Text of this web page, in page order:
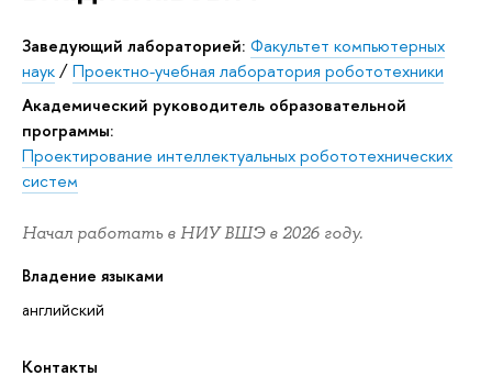
Заведующий лабораторией: Факультет компьютерных
наук/Проектно-учебная лаборатория робототехники
Академический руководитель образовательной
программы:
Проектирование интеллектуальных робототехнических
систем
Начал работать в НИУ ВШЭ в 2026 году.
Владение языками
английский
Контакты